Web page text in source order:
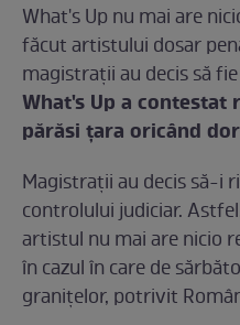
What's Up nu mai are
făcut artistului dosar
magistraţii au decis să
What's Up a contestat
părăsi ţara oricând
Magistraţii au decis să-i
controlului judiciar.
artistul nu mai are nicio
în cazul în care de
graniţelor, potrivit